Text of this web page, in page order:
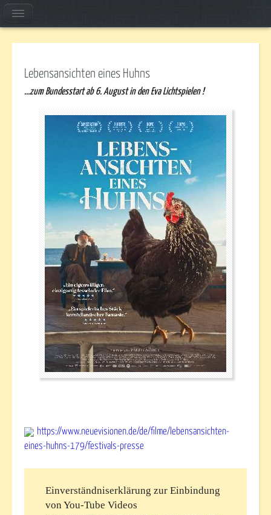
Lebensansichten eines Huhns
...zum Bundesstart ab 6. August in den Eva Lichtspielen !
https://www.neuevisionen.de/de/filme/lebensansichten-
eines-huhns-179/festivals-presse